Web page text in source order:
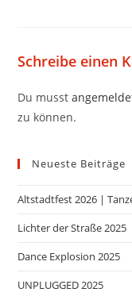
Schreibe einen
Du musst
zu können.
Neueste Beiträge
Altstadtfest 2026 |
Lichter der Straße 2025
Dance Explosion 2025
UNPLUGGED 2025